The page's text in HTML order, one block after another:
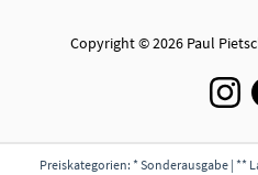
Copyright © 2026 Paul
Preiskategorien: * Sonderausgabe | **